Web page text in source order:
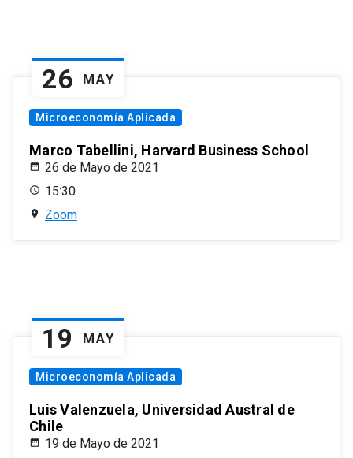
26 MAY
Microeconomía Aplicada
Marco Tabellini, Harvard Business School
26 de Mayo de 2021
15:30
Zoom
19 MAY
Microeconomía Aplicada
Luis Valenzuela, Universidad Austral de
Chile
19 de Mayo de 2021